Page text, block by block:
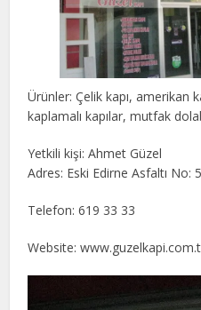
Ürünler: Çelik kapı, amerikan
kaplamalı kapılar, mutfak
Yetkili kişi: Ahmet Güzel
Adres: Eski Edirne Asfaltı No:
Telefon: 619 33 33
Website: